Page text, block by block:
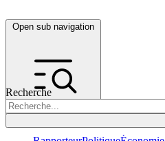
Open sub navigation
Recherche